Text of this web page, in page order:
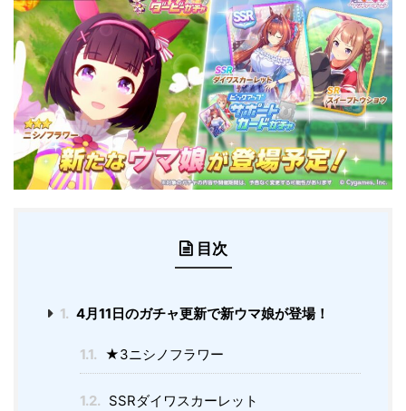
目次
1. 4月11日のガチャ更新で新ウマ娘が登場！
1.1. ★3ニシノフラワー
1.2. SSRダイワスカーレット